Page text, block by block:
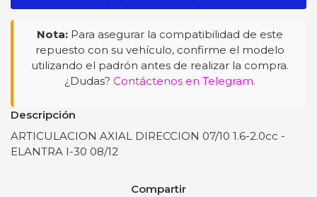
Nota: Para asegurar la compatibilidad de este
repuesto con su vehículo, confirme el modelo
utilizando el padrón antes de realizar la compra.
¿Dudas? Contáctenos en Telegram.
Descripción
ARTICULACION AXIAL DIRECCION 07/10 1.6-2.0cc -
ELANTRA I-30 08/12
Compartir